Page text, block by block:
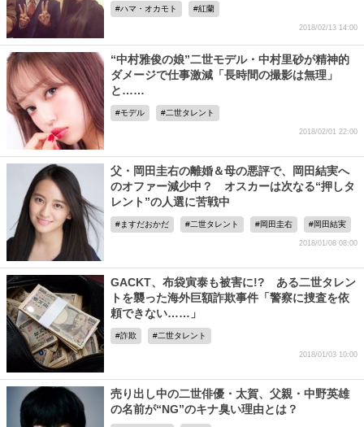
ハマ・オカモト 紅蘭
2018/02/13 14:00
“中村雅俊の娘”二世モデル・中村里砂が精神的
ダメージで仕事激減「長時間の撮影は無理」
と……
モデル 二世タレント
2018/02/01 22:00
父・岡田圭右の離婚＆母の悪評で、岡田結実へ
のオファー減少中？ オスカーは次なる“押しタ
レント”の人選に苦戦中
ますだおかだ 二世タレント 岡田圭右 岡田結実
2018/01/08 08:00
GACKT、布袋寅泰も被害に!? ある二世タレン
トを襲った海外巨額詐欺事件「警察に捜査を依
頼できない……」
詐欺 二世タレント
2018/01/03 10:00
売り出し中の二世俳優・太賀、父親・中野英雄
の名前が“NG”のキナ臭い理由とは？